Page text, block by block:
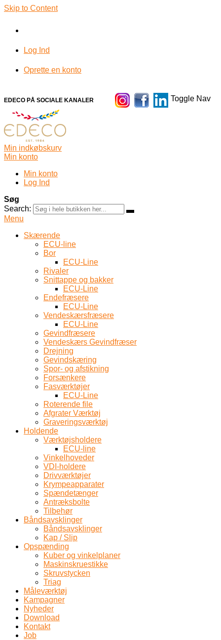
Skip to Content
Log Ind
Oprette en konto
EDECO PÅ SOCIALE KANALER Toggle Nav
Min indkøbskurv
Min konto
Min konto
Log Ind
Søg
Search:
Menu
Skærende
ECU-line
Bor
ECU-Line
Rivaler
Snittappe og bakker
ECU-Line
Endefræsere
ECU-Line
Vendeskærsfræsere
ECU-Line
Gevindfræsere
Vendeskærs Gevindfræser
Drejning
Gevindskæring
Spor- og afstikning
Forsænkere
Fasværktøjer
ECU-Line
Roterende file
Afgrater Værktøj
Graveringsværktøj
Holdende
Værktøjsholdere
ECU-line
Vinkelhoveder
VDI-holdere
Drivværktøjer
Krympeapparater
Spændetænger
Antræksbolte
Tilbehør
Båndsavsklinger
Båndsavsklinger
Kap / Slip
Opspænding
Kuber og vinkelplaner
Maskinskruestikke
Skruvstycken
Triag
Måleværktøj
Kampagner
Nyheder
Download
Kontakt
Job